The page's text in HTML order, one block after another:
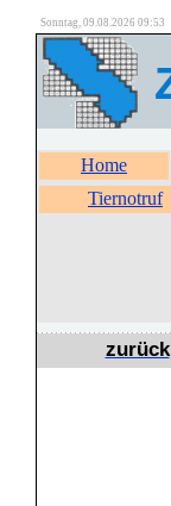
Sonntag, 09.08.2026 09:53
Home
Tiernotruf
zurück